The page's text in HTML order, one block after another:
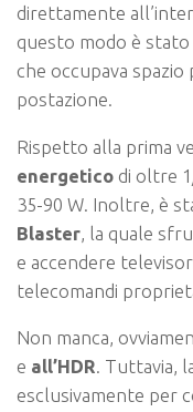
direttamente
questo modo è
che occupava
postazione.
Rispetto alla prima
energetico di oltre
35-90 W. Inoltre, è
Blaster , la quale
e accendere
telecomandi
Non manca,
e all’HDR. Tuttavia,
esclusivamente per